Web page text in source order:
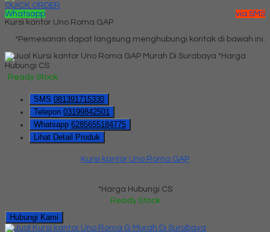
QUICK ORDER
Whatsapp
via SMS
Kursi kantor Uno Roma GAP
*Pemesanan dapat langsung menghubungi kontak di bawah ini:
*Harga
Hubungi CS
Ready Stock
SMS 081391715330
Telepon 03199842501
Whatsapp 6285655184775
Lihat Detail Produk
Kursi kantor Uno Roma GAP
*Harga Hubungi CS
Ready Stock
Hubungi Kami